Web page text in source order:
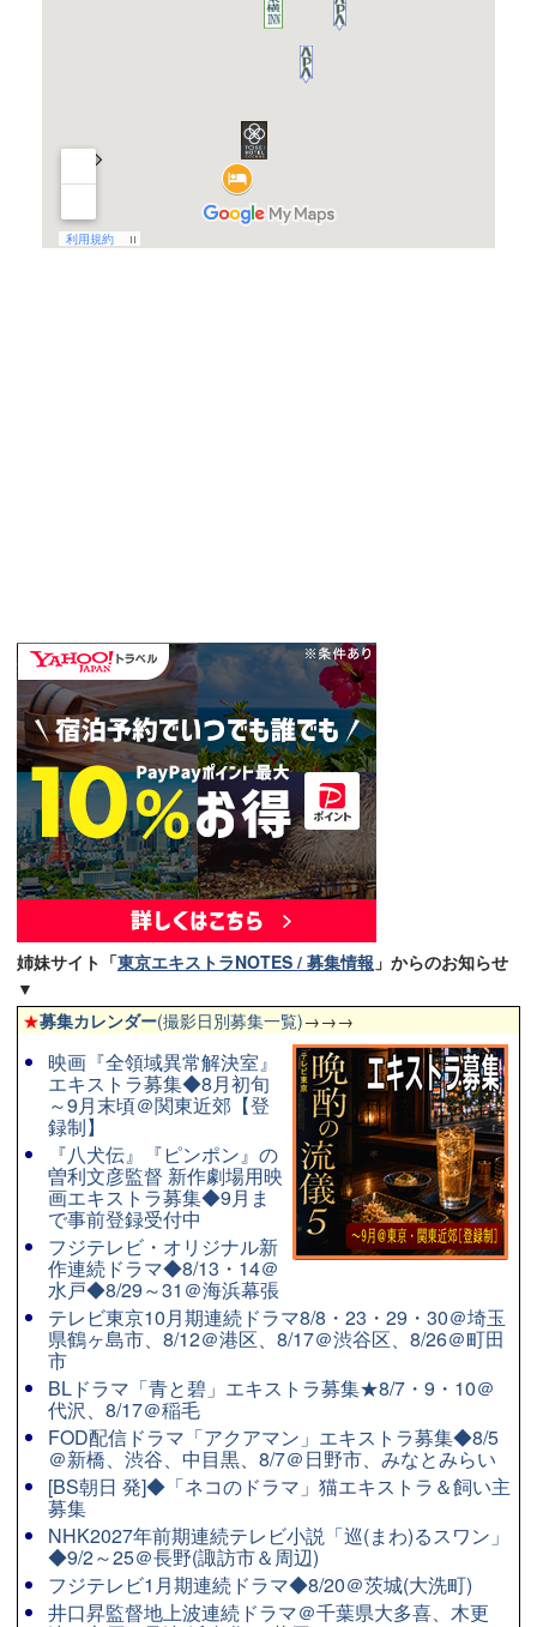
姉妹サイト「東京エキストラNOTES / 募集情報 」からのお知らせ
▼
★募集カレンダー(撮影日別募集一覧)→→→
映画『全領域異常解決室』
エキストラ募集◆8月初旬
～9月末頃＠関東近郊【登
録制】
『八犬伝』『ピンポン』の
曽利文彦監督 新作劇場用映
画エキストラ募集◆9月ま
で事前登録受付中
フジテレビ・オリジナル新
作連続ドラマ◆8/13・14＠
水戸◆8/29～31＠海浜幕張
テレビ東京10月期連続ドラマ8/8・23・29・30＠埼玉
県鶴ヶ島市、8/12＠港区、8/17＠渋谷区、8/26＠町田
市
BLドラマ「青と碧」エキストラ募集★8/7・9・10＠
代沢、8/17＠稲毛
FOD配信ドラマ「アクアマン」エキストラ募集◆8/5
＠新橋、渋谷、中目黒、8/7＠日野市、みなとみらい
[BS朝日 発]◆「ネコのドラマ」猫エキストラ＆飼い主
募集
NHK2027年前期連続テレビ小説「巡(まわ)るスワン」
◆9/2～25＠長野(諏訪市＆周辺)
フジテレビ1月期連続ドラマ◆8/20＠茨城(大洗町)
井口昇監督地上波連続ドラマ＠千葉県大多喜、木更